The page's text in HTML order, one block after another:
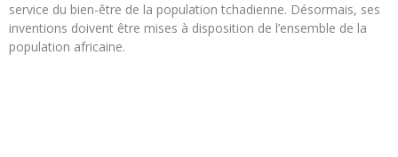
service du bien-être de la population tchadienne. Désormais, ses
inventions doivent être mises à disposition de l’ensemble de la
population africaine.